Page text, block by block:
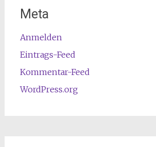
Meta
Anmelden
Eintrags-Feed
Kommentar-Feed
WordPress.org